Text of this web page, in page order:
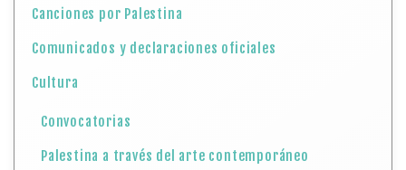
Canciones por Palestina
Comunicados y declaraciones oficiales
Cultura
Convocatorias
Palestina a través del arte contemporáneo